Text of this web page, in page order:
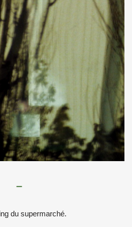
–
du supermarché.